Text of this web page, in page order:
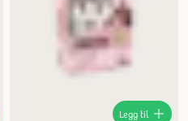
Legg til